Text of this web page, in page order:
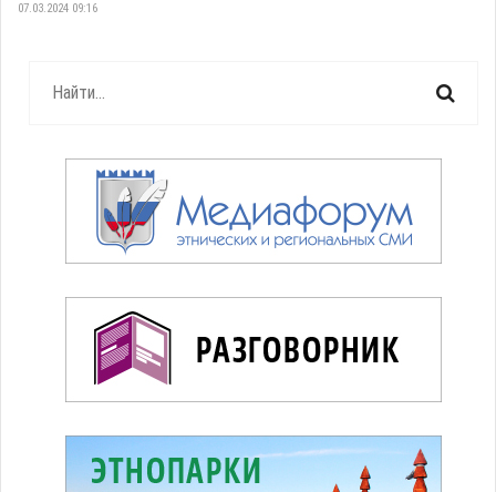
07.03.2024 09:16